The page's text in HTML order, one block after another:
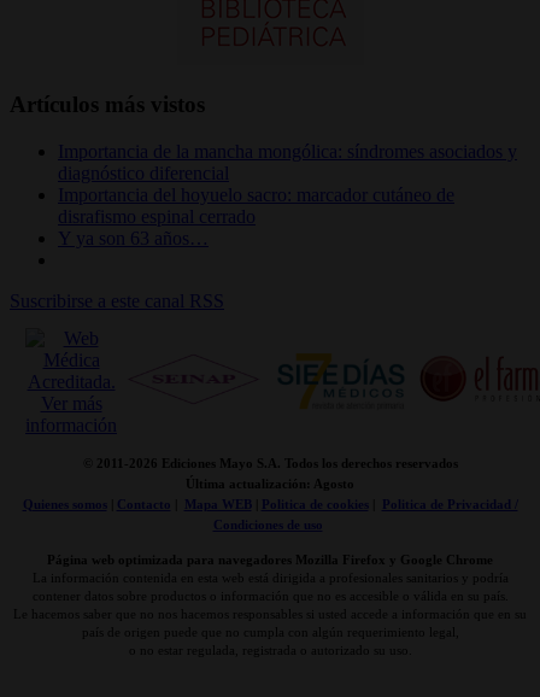
Artículos más vistos
Importancia de la mancha mongólica: síndromes asociados y
diagnóstico diferencial
Importancia del hoyuelo sacro: marcador cutáneo de
disrafismo espinal cerrado
Y ya son 63 años…
Suscribirse a este canal RSS
© 2011- 2026 Ediciones Mayo S.A. Todos los derechos reservados
Última actualización: Agosto
Quienes somos| Contacto Mapa WEB| Politica de cookies|
Politica de Privacidad /
Condiciones de uso
Página web optimizada para navegadores Mozilla Firefox y Google Chrome
La información contenida en esta web está dirigida a profesionales sanitarios y podría
contener datos sobre productos o información que no es accesible o válida en su país.
Le hacemos saber que no nos hacemos responsables si usted accede a información que en su
país de origen puede que no cumpla con algún requerimiento legal,
o no estar regulada, registrada o autorizado su uso.